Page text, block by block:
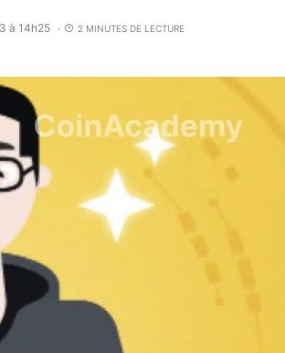
à 14h25 2 MINUTES DE LECTURE